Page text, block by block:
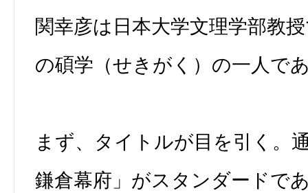
関幸彦は日本大学文理学部教
の碩学（せきがく）の一人で
まず、タイトルが目を引く。
鎌倉幕府」がスタンダードで